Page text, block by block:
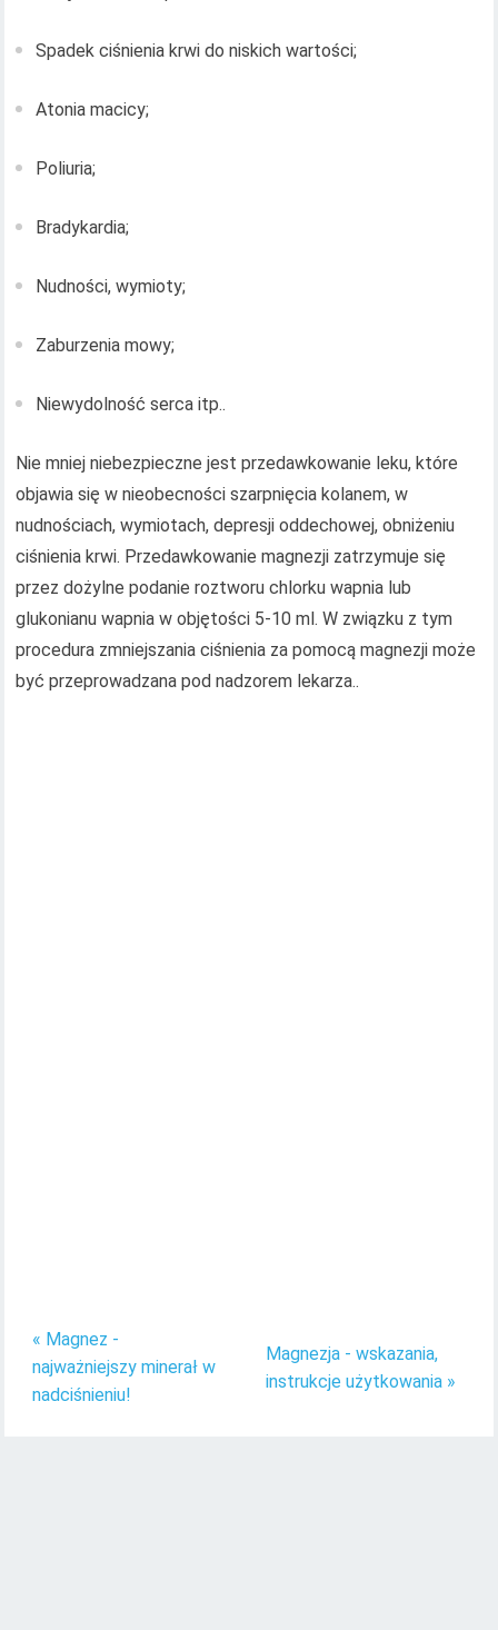
Spadek ciśnienia krwi do niskich wartości;
Atonia macicy;
Poliuria;
Bradykardia;
Nudności, wymioty;
Zaburzenia mowy;
Niewydolność serca itp..
Nie mniej niebezpieczne jest przedawkowanie leku, które
objawia się w nieobecności szarpnięcia kolanem, w
nudnościach, wymiotach, depresji oddechowej, obniżeniu
ciśnienia krwi. Przedawkowanie magnezji zatrzymuje się
przez dożylne podanie roztworu chlorku wapnia lub
glukonianu wapnia w objętości 5-10 ml. W związku z tym
procedura zmniejszania ciśnienia za pomocą magnezji może
być przeprowadzana pod nadzorem lekarza..
« Magnez -
najważniejszy minerał w
nadciśnieniu!
Magnezja - wskazania,
instrukcje użytkowania »